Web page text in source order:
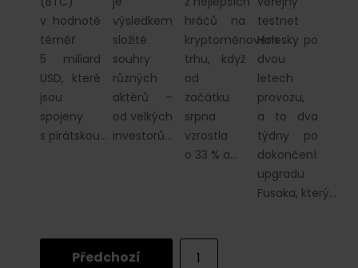
v hodnotě
téměř
5 miliard
USD, které
jsou
spojeny
s pirátskou…
výsledkem
složité
souhry
různých
aktérů –
od velkých
investorů…
hráčů na
kryptoměnovém
trhu, když
od
začátku
srpna
vzrostla
o 33 % a…
testnet
Holesky po
dvou
letech
provozu,
a to dva
týdny po
dokončení
upgradu
Fusaka, který…
Předchozí
1